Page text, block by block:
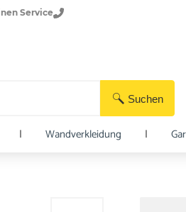
Service
Suchen
| Wandverkleidung |